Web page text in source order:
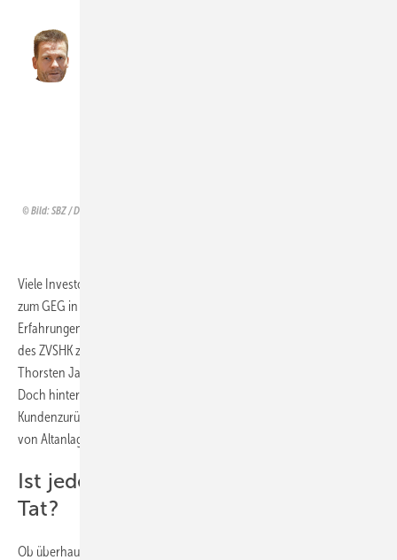
Bild: SBZ / Dietrich
Viele Investoren würden weiter abwarten, welche Entscheidungen
zum GEG in der jetzigen Regierung gefällt werden. Seine eigenen
Erfahrungen als SHK-Fachunternehmer sehe er auch im Herbstbericht
des ZVSHK zur konjunkturellen Lage bestätigt, schilderte Bufa-Leiter
Thorsten Jakob: „Was gut läuft, ist nach wie vor der Kundendienst.
Doch hinter der positiven Zahl steckt eigentlich ein Dilemma. Die
Kundenzurückhaltung zeigt sich darin, dass mehr in die Ertüchtigung
von Altanlagen investiert wird, statt eine Neuanlage zu ordern.“
Ist jede Wärmepumpe eine gute
Tat?
Ob überhaupt und wie und wann eine neue Wärmepumpe den